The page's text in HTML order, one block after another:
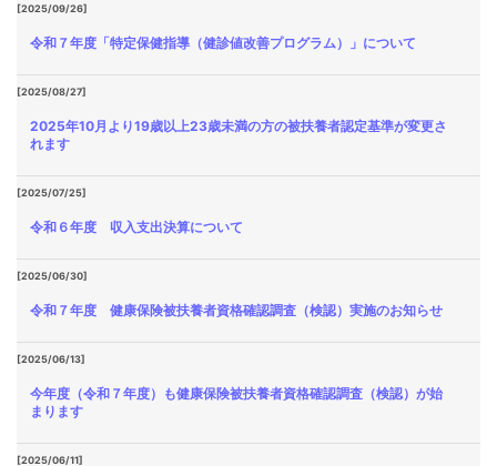
[2025/09/26]
令和７年度「特定保健指導（健診値改善プログラム）」について
[2025/08/27]
2025年10月より19歳以上23歳未満の方の被扶養者認定基準が変更さ
れます
[2025/07/25]
令和６年度 収入支出決算について
[2025/06/30]
令和７年度 健康保険被扶養者資格確認調査（検認）実施のお知らせ
[2025/06/13]
今年度（令和７年度）も健康保険被扶養者資格確認調査（検認）が始
まります
[2025/06/11]